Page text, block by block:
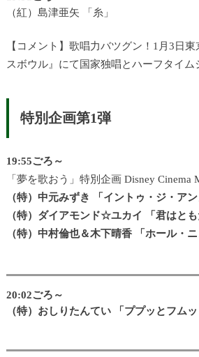
（紅）島津亜矢 「糸」
【コメント】歌唱力バツグン！1月3日
スボウル』にて国家独唱とハーフタイム
特別企画第1弾
19:55ごろ～
「夢を歌おう」特別企画 Disney Cinema
（特）中元みずき 「イントゥ・ジ・ア
（特）ダイアモンド☆ユカイ 「君はとも
（特）中村倫也＆木下晴香 「ホール・
20:02ごろ～
（特）おしりたんてい 「ププッとフム